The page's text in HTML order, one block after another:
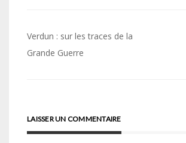
Navigation
de
Verdun : sur les traces de la
Grande Guerre
LAISSER UN COMMENTAIRE